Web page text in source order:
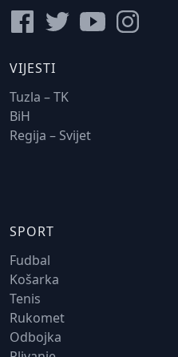
VIJESTI
Tuzla – TK
BiH
Regija – Svijet
SPORT
Fudbal
Košarka
Tenis
Rukomet
Odbojka